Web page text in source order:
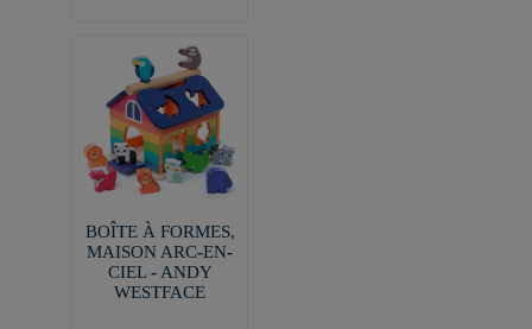
BOÎTE À FORMES,
MAISON ARC-EN-
CIEL - ANDY
WESTFACE